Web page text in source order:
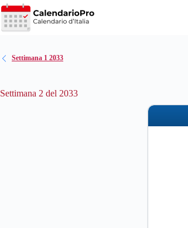
Salta
al
contenuto
Settimana 1 2033
Settimana 2 del 2033